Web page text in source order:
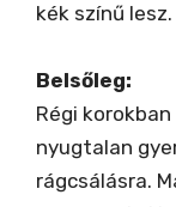
kék színű lesz.
Belsőleg:
Régi
nyugtalan
rágcsálásra.